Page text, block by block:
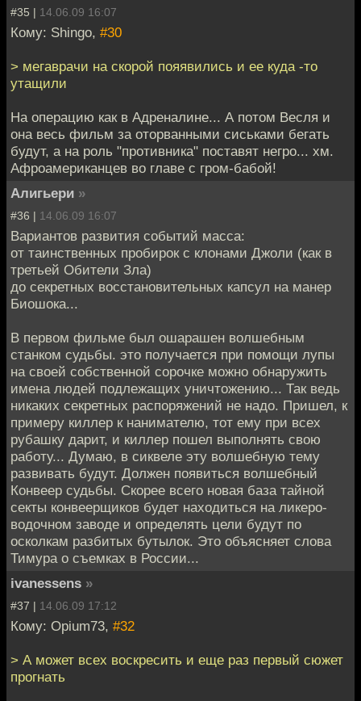
#35 | 14.06.09 16:07
Кому: Shingo, #30
> мегаврачи на скорой пояявились и ее куда -то
утащили
На операцию как в Адреналине... А потом Весля и
она весь фильм за оторванными сиськами бегать
будут, а на роль "противника" поставят негро... хм.
Афроамериканцев во главе с гром-бабой!
Алигьери »
#36 | 14.06.09 16:07
Вариантов развития событий масса:
от таинственных пробирок с клонами Джоли (как в
третьей Обители Зла)
до секретных восстановительных капсул на манер
Биошока...
В первом фильме был ошарашен волшебным
станком судьбы. это получается при помощи лупы
на своей собственной сорочке можно обнаружить
имена людей подлежащих уничтожению... Так ведь
никаких секретных распоряжений не надо. Пришел, к
примеру киллер к нанимателю, тот ему при всех
рубашку дарит, и киллер пошел выполнять свою
работу... Думаю, в сиквеле эту волшебную тему
развивать будут. Должен появиться волшебный
Конвеер судьбы. Скорее всего новая база тайной
секты конвеерщиков будет находиться на ликеро-
водочном заводе и определять цели будут по
осколкам разбитых бутылок. Это объясняет слова
Тимура о съемках в России...
ivanessens »
#37 | 14.06.09 17:12
Кому: Opium73, #32
> А может всех воскресить и еще раз первый сюжет
прогнать